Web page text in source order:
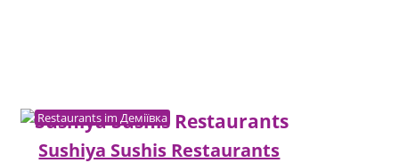
Restaurants im Деміївка
Sushiya Sushis Restaurants